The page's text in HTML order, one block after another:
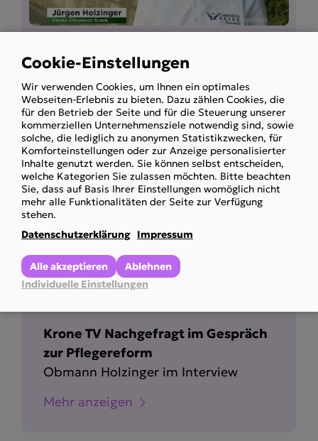
Inkontinenzmaterial wird gekürzt?
ORF konkret-Beitrag
Obmann Holzinger im Interview
Mehr anzeigen
Krone TV Nachgefragt im Gespräch
zur Pflegereform
Obmann Holzinger im Interview
Mehr anzeigen
Use
of
personal
data
and
cookies
Cookie-Einstellungen
Wir verwenden Cookies, um Ihnen ein optimales
Webseiten-Erlebnis zu bieten. Dazu zählen Cookies, die
für den Betrieb der Seite und für die Steuerung unserer
kommerziellen Unternehmensziele notwendig sind, sowie
solche, die lediglich zu anonymen Statistikzwecken, für
Komforteinstellungen oder zur Anzeige personalisierter
Inhalte genutzt werden. Sie können selbst entscheiden,
welche Kategorien Sie zulassen möchten. Bitte beachten
Sie, dass auf Basis Ihrer Einstellungen womöglich nicht
mehr alle Funktionalitäten der Seite zur Verfügung
stehen.
Datenschutzerklärung Impressum
Individuelle Einstellungen
Ablehnen
Alle akzeptieren